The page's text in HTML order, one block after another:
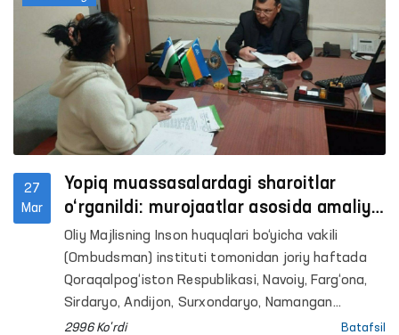
cheklangan shaxslar saqlanadigan yopiq
muassasalarga monitoring tashriflarini amalga
oshirishdi.
27
Mar
Yopiq muassasalardagi sharoitlar
o‘rganildi: murojaatlar asosida amaliy
yordam ko‘rsatildi
Oliy Majlisning Inson huquqlari bo‘yicha vakili
(Ombudsman) instituti tomonidan joriy haftada
Qoraqalpog‘iston Respublikasi, Navoiy, Farg‘ona,
Sirdaryo, Andijon, Surxondaryo, Namangan
viloyatlari va Toshkent shahrida joylashgan bir
2996 Ko'rdi Batafsil